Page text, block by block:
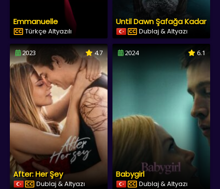
Emmanuelle
Türkçe Altyazılı
Until Dawn Şafağa Kadar
Dublaj & Altyazı
2023 4.7
After: Her Şey
Dublaj & Altyazı
2024 6.1
Babygirl
Dublaj & Altyazı